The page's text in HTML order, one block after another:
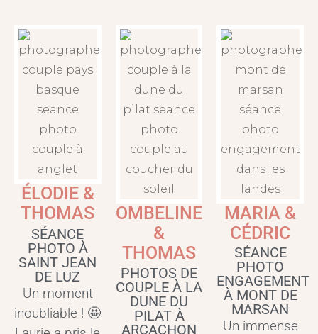
ÉLODIE &
THOMAS
SÉANCE
PHOTO À
SAINT JEAN
DE LUZ
Un moment
inoubliable ! 🤩
OMBELINE
&
THOMAS
PHOTOS DE
COUPLE À LA
DUNE DU
PILAT À
ARCACHON
MARIA &
CÉDRIC
SÉANCE
PHOTO
ENGAGEMENT
À MONT DE
MARSAN
Un immense